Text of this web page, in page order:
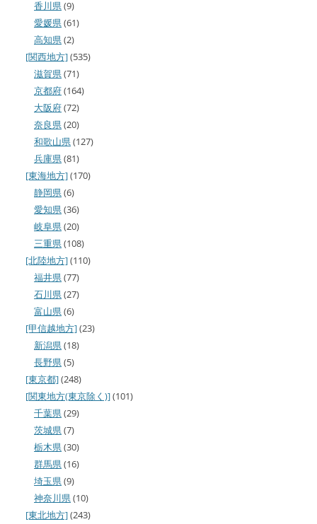
香川県(9)
愛媛県(61)
高知県(2)
[関西地方](535)
滋賀県(71)
京都府(164)
大阪府(72)
奈良県(20)
和歌山県(127)
兵庫県(81)
[東海地方](170)
静岡県(6)
愛知県(36)
岐阜県(20)
三重県(108)
[北陸地方](110)
福井県(77)
石川県(27)
富山県(6)
[甲信越地方](23)
新潟県(18)
長野県(5)
[東京都](248)
[関東地方(東京除く)](101)
千葉県(29)
茨城県(7)
栃木県(30)
群馬県(16)
埼玉県(9)
神奈川県(10)
[東北地方](243)